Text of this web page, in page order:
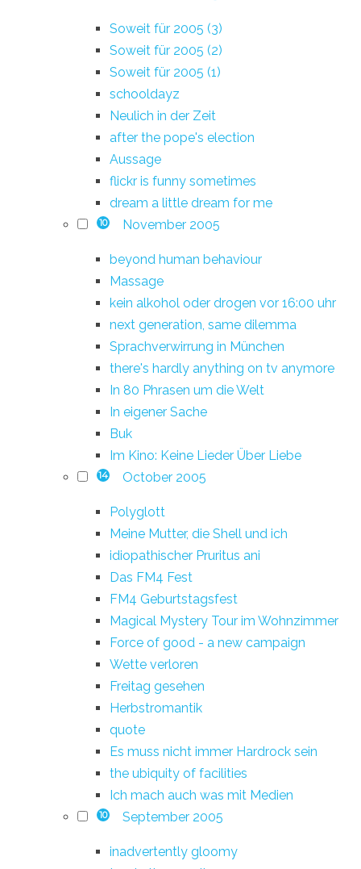
Soweit für 2005 (3)
Soweit für 2005 (2)
Soweit für 2005 (1)
schooldayz
Neulich in der Zeit
after the pope's election
Aussage
flickr is funny sometimes
dream a little dream for me
10 November 2005
beyond human behaviour
Massage
kein alkohol oder drogen vor 16:00 uhr
next generation, same dilemma
Sprachverwirrung in München
there's hardly anything on tv anymore
In 80 Phrasen um die Welt
In eigener Sache
Buk
Im Kino: Keine Lieder Über Liebe
14 October 2005
Polyglott
Meine Mutter, die Shell und ich
idiopathischer Pruritus ani
Das FM4 Fest
FM4 Geburtstagsfest
Magical Mystery Tour im Wohnzimmer
Force of good - a new campaign
Wette verloren
Freitag gesehen
Herbstromantik
quote
Es muss nicht immer Hardrock sein
the ubiquity of facilities
Ich mach auch was mit Medien
10 September 2005
inadvertently gloomy